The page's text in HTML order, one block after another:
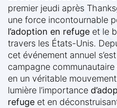
premier jeudi après
une force incontournable
l’adoption en refuge et le
travers les États-Unis.
cet événement annuel
campagne
en un véritable
lumière l’importance
refuge et en